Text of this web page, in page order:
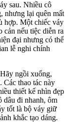
sau. Nhiều cô
nhưng lại quên mất
hợp. Một chiếc váy
cản nếu tiệc diễn ra
đại nhưng có thể
lễ nghi chính
ngồi xuống,
Các thao tác này
thiết kế nhìn đẹp
dâu đi nhanh, ôm
tốt là bộ váy giữ
khắc tạo dáng.